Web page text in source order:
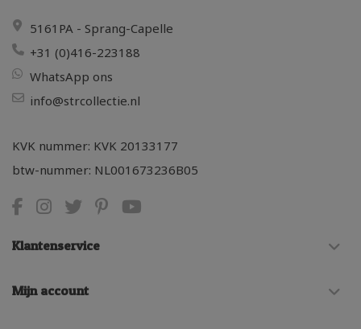
5161PA - Sprang-Capelle
+31 (0)416-223188
WhatsApp ons
info@strcollectie.nl
KVK nummer: KVK 20133177
btw-nummer: NL001673236B05
Klantenservice
Mijn account